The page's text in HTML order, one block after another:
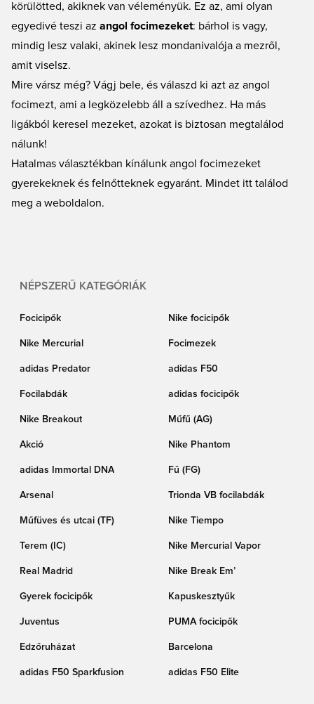
hogy a csapatodnak szurkolj! Mindig gyors szállítás.
körülötted, akiknek van véleményük. Ez az, ami olyan
egyedivé teszi az angol focimezeket: bárhol is vagy,
mindig lesz valaki, akinek lesz mondanivalója a mezről,
amit viselsz.
Mire vársz még? Vágj bele, és válaszd ki azt az angol
focimezt, ami a legközelebb áll a szívedhez. Ha más
ligákból keresel mezeket, azokat is biztosan megtalálod
nálunk!
Hatalmas választékban kínálunk angol focimezeket
gyerekeknek és felnőtteknek egyaránt. Mindet itt találod
meg a weboldalon.
NÉPSZERŰ KATEGÓRIÁK
Focicipők Nike focicipők
Nike Mercurial Focimezek
adidas Predator adidas F50
Focilabdák adidas focicipők
Nike Breakout Műfű (AG)
Akció Nike Phantom
adidas Immortal DNA Fű (FG)
Arsenal Trionda VB focilabdák
Műfüves és utcai (TF) Nike Tiempo
Terem (IC) Nike Mercurial Vapor
Real Madrid Nike Break Em’
Gyerek focicipők Kapuskesztyűk
Juventus PUMA focicipők
Edzőruházat Barcelona
adidas F50 Sparkfusion adidas F50 Elite